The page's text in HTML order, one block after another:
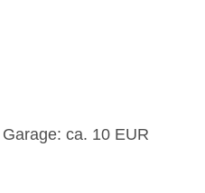
ca. 10 EUR